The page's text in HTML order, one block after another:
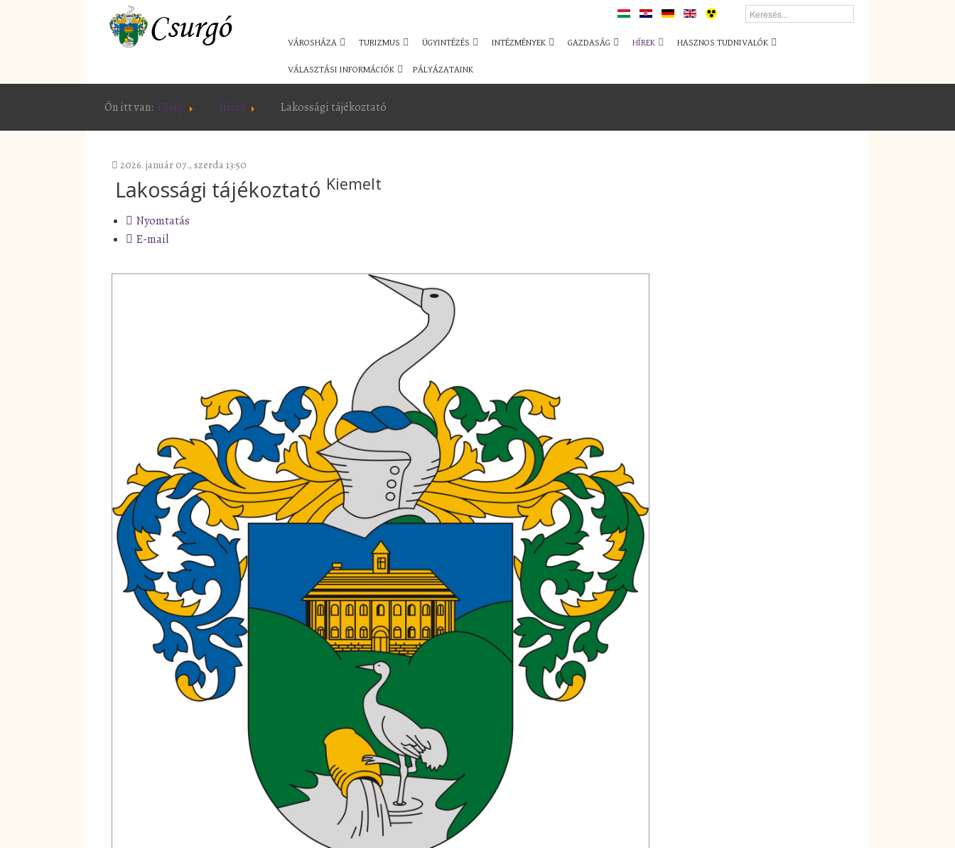
VÁROSHÁZA TURIZMUS ÜGYINTÉZÉS INTÉZMÉNYEK GAZDASÁG HÍREK HASZNOS TUDNIVALÓK
VÁLASZTÁSI INFORMÁCIÓK PÁLYÁZATAINK
Ön itt van: Főlap Hírek Lakossági tájékoztató
2026. január 07., szerda 13:50
Lakossági tájékoztató Kiemelt
Nyomtatás
E-mail